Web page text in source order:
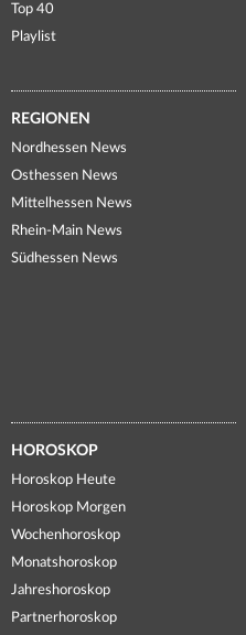
Top 40
Playlist
REGIONEN
Nordhessen News
Osthessen News
Mittelhessen News
Rhein-Main News
Südhessen News
HOROSKOP
Horoskop Heute
Horoskop Morgen
Wochenhoroskop
Monatshoroskop
Jahreshoroskop
Partnerhoroskop